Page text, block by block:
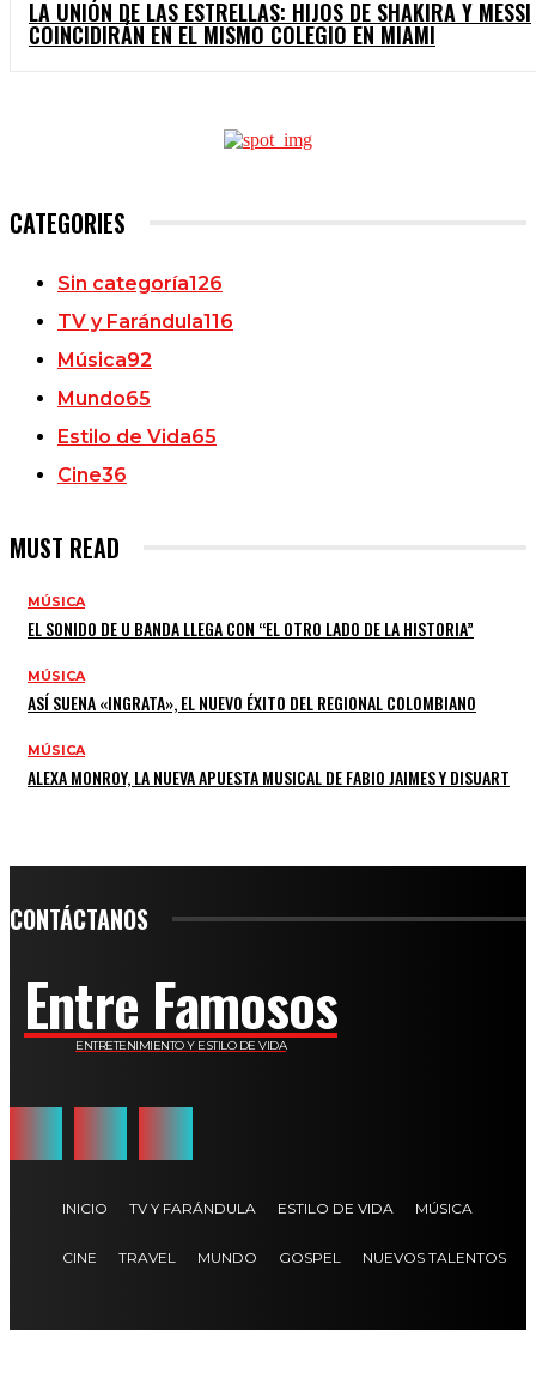
LA UNIÓN DE LAS ESTRELLAS: HIJOS DE SHAKIRA Y MESSI
COINCIDIRÁN EN EL MISMO COLEGIO EN MIAMI
CATEGORIES
Sin categoría126
TV y Farándula116
Música92
Mundo65
Estilo de Vida65
Cine36
MUST READ
MÚSICA
EL SONIDO DE U BANDA LLEGA CON “EL OTRO LADO DE LA HISTORIA”
MÚSICA
ASÍ SUENA «INGRATA», EL NUEVO ÉXITO DEL REGIONAL COLOMBIANO
MÚSICA
ALEXA MONROY, LA NUEVA APUESTA MUSICAL DE FABIO JAIMES Y DISUART
CONTÁCTANOS
Entre Famosos
ENTRETENIMIENTO Y ESTILO DE VIDA
INICIO TV Y FARÁNDULA ESTILO DE VIDA MÚSICA
CINE TRAVEL MUNDO GOSPEL NUEVOS TALENTOS